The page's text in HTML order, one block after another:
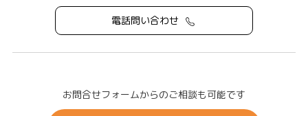
電話問い合わせ
お問合せフォームからのご相談も可能です